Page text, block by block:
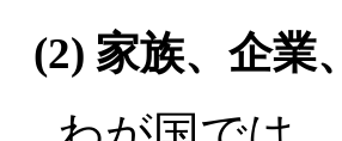
(2) 家族、企業